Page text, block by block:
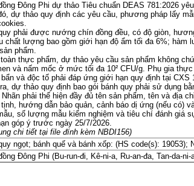
Đông Phi dự thảo Tiêu chuẩn DEAS 781:2026
dự thảo quy định các yêu cầu, phương pháp lấy
phải được nướng chín đồng đều, có độ giòn,
chất lượng bao gồm giới hạn độ ẩm tối đa 6%;
phẩm.
thực phẩm, dự thảo yêu cầu sản phẩm không
và nấm mốc ở mức tối đa 10² CFU/g. Phụ gia
và độc tố phải đáp ứng giới hạn quy định tại CXS
ra, dự thảo quy định bao gói bánh quy phải sử dụng
Nhãn phải thể hiện đầy đủ tên sản phẩm, tên và địa
hướng dẫn bảo quản, cảnh báo dị ứng (nếu có)
số lượng mẫu kiểm nghiệm và tiêu chí đánh giá
góp ý trước ngày 25/7/2026.
chi tiết tại file đính kèm NBDI156)
ngọt; bánh quế và bánh xốp: (HS code(s):
Đông Phi (Bu-run-đi, Kê-ni-a, Ru-an-đa, Tan-da-ni-